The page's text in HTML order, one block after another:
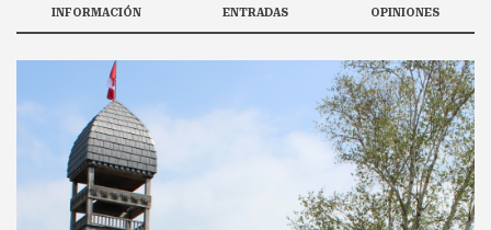
INFORMACIÓN ENTRADAS OPINIONES